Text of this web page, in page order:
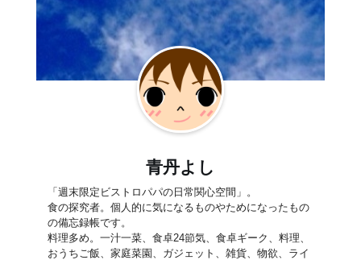
青丹よし
「週末限定ビストロパパの日常関心空間」。
食の探究者。個人的に気になるものやためになったもの
の備忘録帳です。
料理多め。一汁一菜、食卓24節気、食卓ギーク、料理、
おうちご飯、家庭菜園、ガジェット、雑貨、物欲、ライ